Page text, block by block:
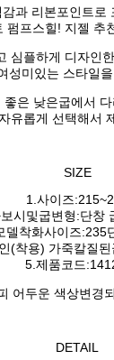
과 리본포인트로
펌프스힐! 지젤 추
심플하게 디자인
성미있는 스타일
좋은 낮은굽에서
유롭게 선택해서
SIZE
1.사이즈
시및굽변형:단창
델착화사이즈:235
(착용) 가죽칼질
5.제품코드
어두운 색상변경
DETAIL